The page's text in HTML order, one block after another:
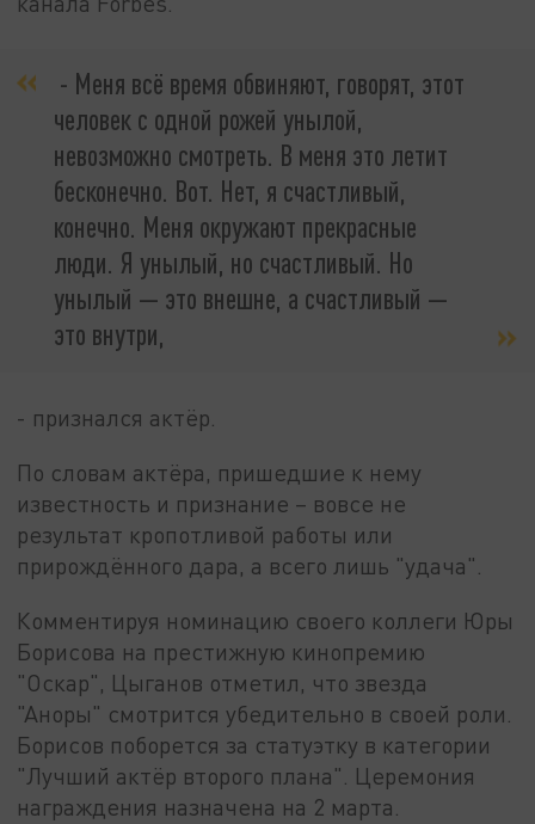
- Меня всё время обвиняют, говорят, этот
человек с одной рожей унылой,
невозможно смотреть. В меня это летит
бесконечно. Вот. Нет, я счастливый,
конечно. Меня окружают прекрасные
люди. Я унылый, но счастливый. Но
унылый — это внешне, а счастливый —
это внутри,
- признался актёр.
По словам актёра, пришедшие к нему
известность и признание – вовсе не
результат кропотливой работы или
прирождённого дара, а всего лишь "удача".
Комментируя номинацию своего коллеги Юры
Борисова на престижную кинопремию
"Оскар", Цыганов отметил, что звезда
"Аноры" смотрится убедительно в своей роли.
Борисов поборется за статуэтку в категории
"Лучший актёр второго плана". Церемония
награждения назначена на 2 марта.